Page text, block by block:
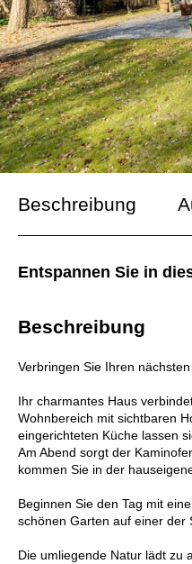
Beschreibung
Entspannen Sie in
Beschreibung
Verbringen Sie Ihren
Ihr charmantes Haus
Wohnbereich mit sichtbaren
eingerichteten Küche lassen
Am Abend sorgt der
kommen Sie in der
Beginnen Sie den Tag mit
schönen Garten auf einer der
Die umliegende Natur lädt zu